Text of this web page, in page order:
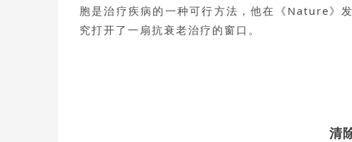
胞是治疗疾病的一种可行方法，他在《Nature》
究打开了一扇抗衰老治疗的窗口。
清